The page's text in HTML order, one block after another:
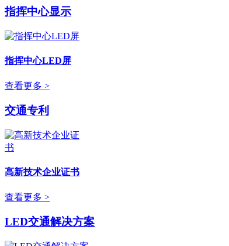
指挥中心显示
指挥中心LED屏
查看更多 >
交通专利
高新技术企业证书
查看更多 >
LED交通解决方案